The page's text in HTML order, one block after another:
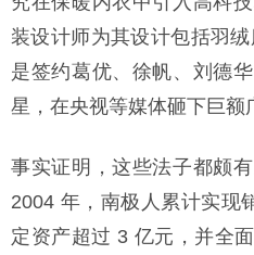
装设计师为其设计包括羽
是签约葛优、徐帆、刘德
星，在央视等媒体砸下巨额
事实证明，这些法子都颇
2004 年，南极人累计实现
定资产超过 3 亿元，并全